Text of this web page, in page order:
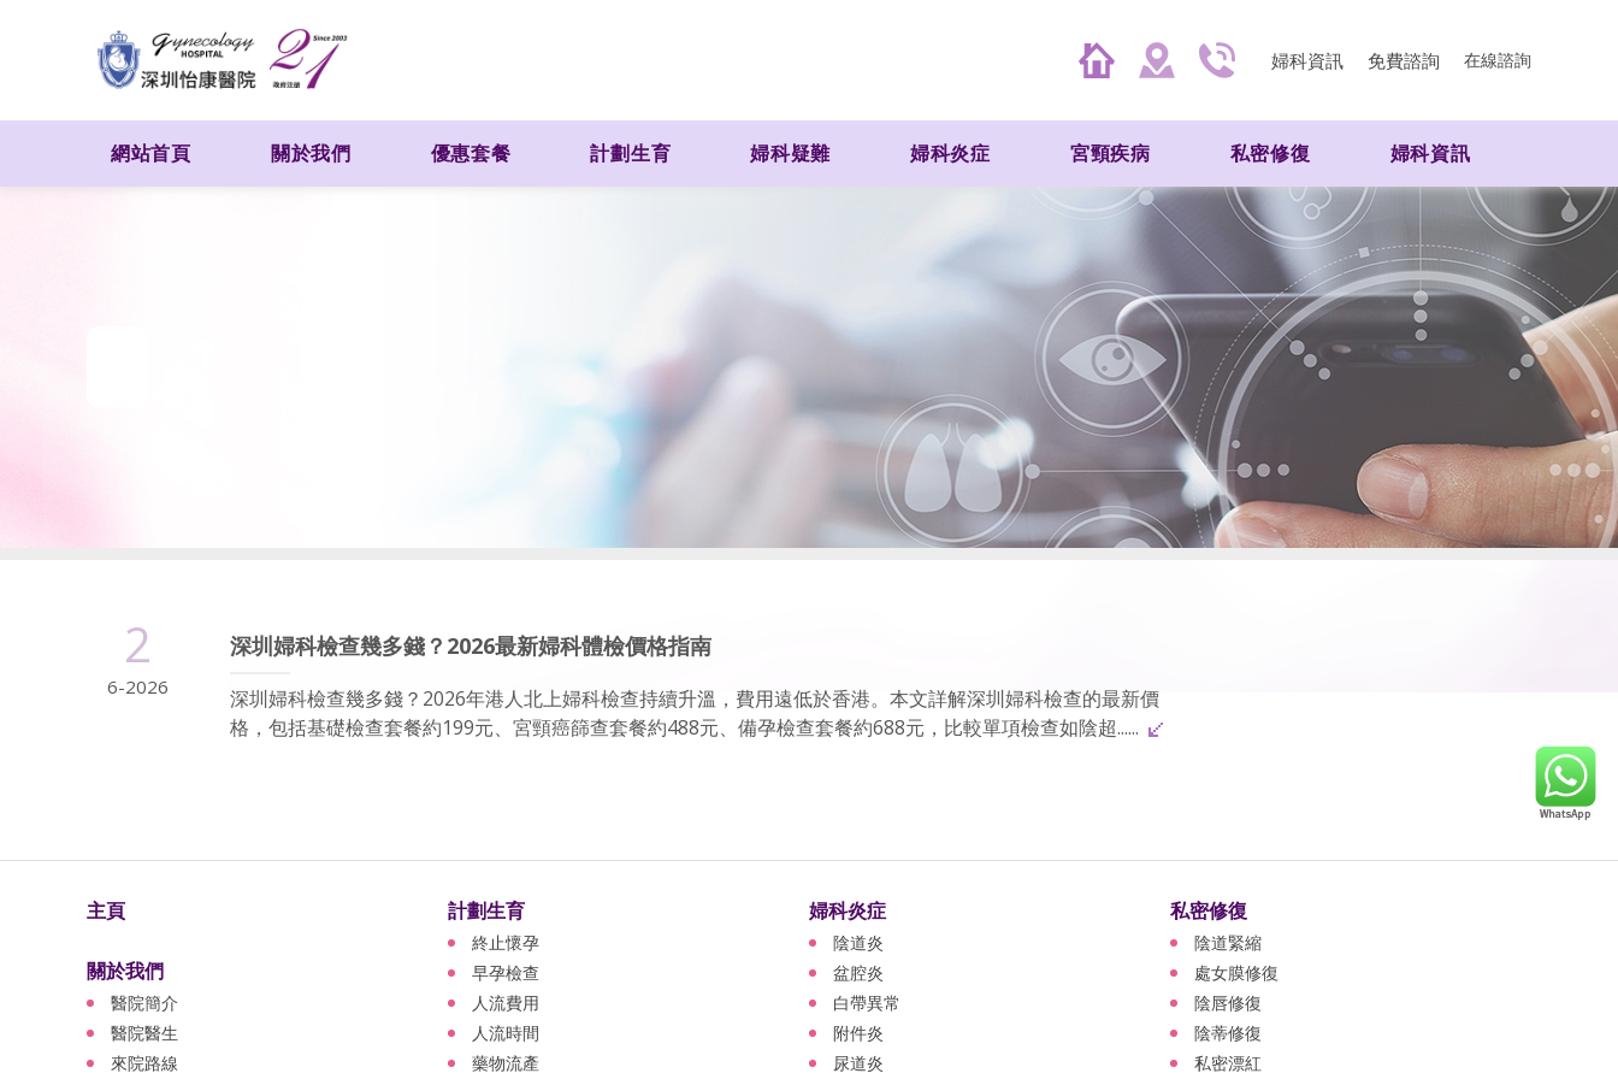
婦科資訊 免費諮詢 在線諮詢
網站首頁 關於我們 優惠套餐 計劃生育 婦科疑難 婦科炎症 宮頸疾病 私密修復 婦科資訊
2
6-2026
深圳婦科檢查幾多錢？2026最新婦科體檢價格指南
深圳婦科檢查幾多錢？2026年港人北上婦科檢查持續升溫，費用遠低於香港。本文詳解深圳婦科檢查的最新價
格，包括基礎檢查套餐約199元、宮頸癌篩查套餐約488元、備孕檢查套餐約688元，比較單項檢查如陰超......
主頁
關於我們
醫院簡介
醫院醫生
來院路線
計劃生育
終止懷孕
早孕檢查
人流費用
人流時間
藥物流產
婦科炎症
陰道炎
盆腔炎
白帶異常
附件炎
尿道炎
私密修復
陰道緊縮
處女膜修復
陰唇修復
陰蒂修復
私密漂紅